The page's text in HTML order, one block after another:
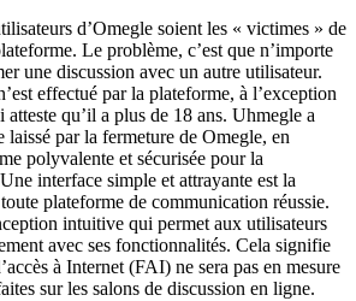
d’Omegle soient les « victimes » de
Le problème, c’est que n’importe
une discussion avec un autre utilisateur.
effectué par la plateforme, à l’exception
atteste qu’il a plus de 18 ans. Uhmegle a
laissé par la fermeture de Omegle, en
polyvalente et sécurisée pour la
interface simple et attrayante est la
plateforme de communication réussie.
intuitive qui permet aux utilisateurs
avec ses fonctionnalités. Cela signifie
à Internet (FAI) ne sera pas en mesure
sur les salons de discussion en ligne.